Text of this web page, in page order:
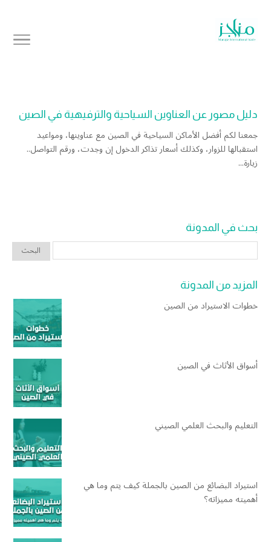
دليل مصور عن العناوين السياحية والترفيهية في الصين
جمعنا لكم أفضل الأماكن السياحية في الصين مع عناوينها، ومواعيد
استقبالها للزوار، وكذلك أسعار تذاكر الدخول إن وجدت، ورقم التواصل..
زيارة...
بحث في المدونة
المزيد من المدونة
خطوات الاستيراد من الصين
أسواق الأثاث في الصين
التعليم والبحث العلمي الصيني
استيراد البضائع من الصين بالجملة كيف يتم وما هي
أهميته مميزاته؟